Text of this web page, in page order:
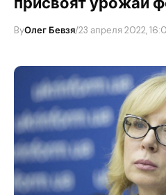
ByОлег Бевзя/23 апреля 2022,